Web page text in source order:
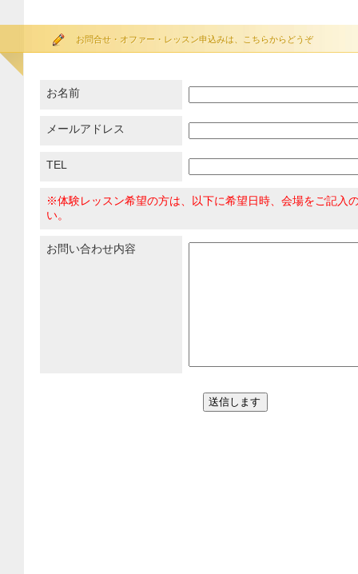
お問合せ・オファー・レッスン申込みは、こちらからどうぞ
お名前
メールアドレス
TEL
※体験レッスン希望の方は、以下に希望日時、会場をご記入
い。
お問い合わせ内容